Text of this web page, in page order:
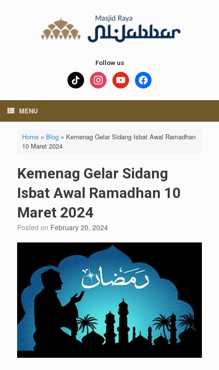
Follow us
tiktok instagramyoutube facebook
MENU
Home» Blog» Kemenag Gelar Sidang Isbat Awal Ramadhan
10 Maret 2024
Kemenag Gelar Sidang
Isbat Awal Ramadhan 10
Maret 2024
Posted on February 20, 2024